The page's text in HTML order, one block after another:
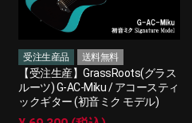
受注生産品 送料無料
【受注生産】GrassRoots(グラス
ルーツ) G-AC-Miku / アコースティ
ックギター (初音ミク モデル)